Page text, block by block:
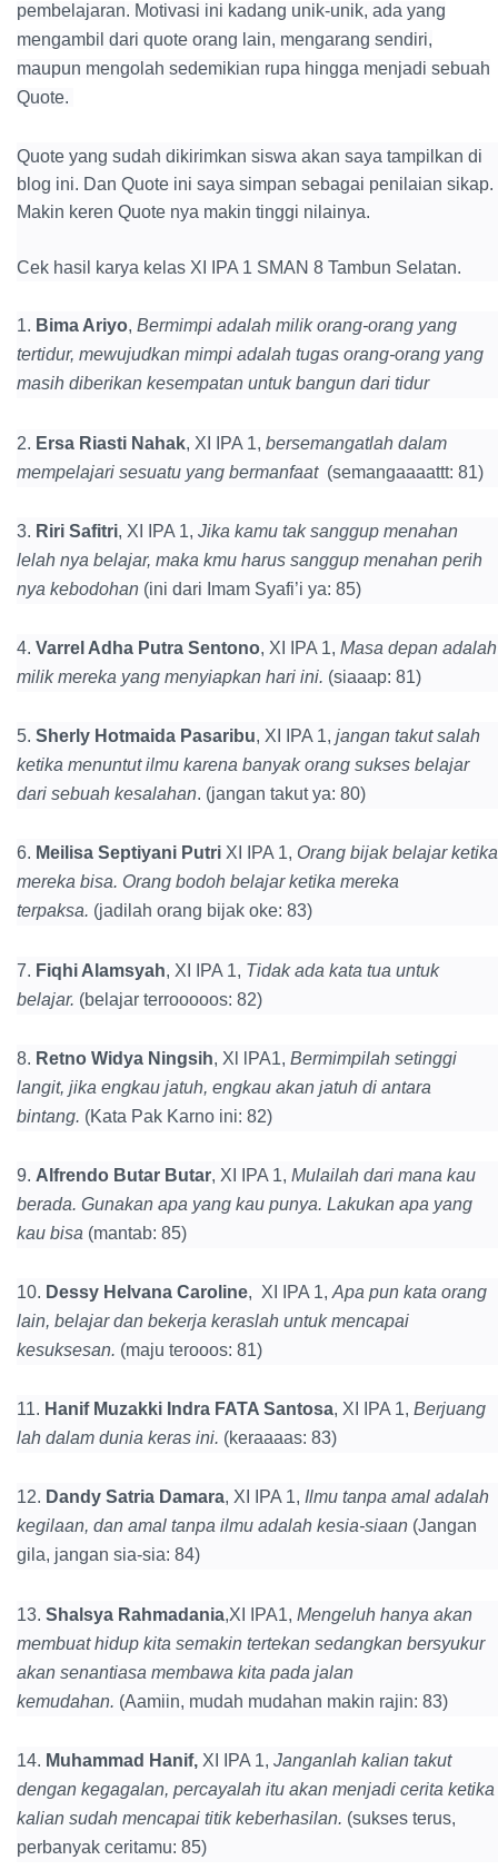
pembelajaran. Motivasi ini kadang unik-unik, ada yang
mengambil dari quote orang lain, mengarang sendiri,
maupun mengolah sedemikian rupa hingga menjadi sebuah
Quote.
Quote yang sudah dikirimkan siswa akan saya tampilkan di
blog ini. Dan Quote ini saya simpan sebagai penilaian sikap.
Makin keren Quote nya makin tinggi nilainya.
Cek hasil karya kelas XI IPA 1 SMAN 8 Tambun Selatan.
1. Bima Ariyo, Bermimpi adalah milik orang-orang yang
tertidur, mewujudkan mimpi adalah tugas orang-orang yang
masih diberikan kesempatan untuk bangun dari tidur
2. Ersa Riasti Nahak, XI IPA 1, bersemangatlah dalam
mempelajari sesuatu yang bermanfaat (semangaaaattt: 81)
3. Riri Safitri, XI IPA 1, Jika kamu tak sanggup menahan
lelah nya belajar, maka kmu harus sanggup menahan perih
nya kebodohan (ini dari Imam Syafi’i ya: 85)
4. Varrel Adha Putra Sentono, XI IPA 1, Masa depan adalah
milik mereka yang menyiapkan hari ini. (siaaap: 81)
5. Sherly Hotmaida Pasaribu, XI IPA 1, jangan takut salah
ketika menuntut ilmu karena banyak orang sukses belajar
dari sebuah kesalahan. (jangan takut ya: 80)
6. Meilisa Septiyani Putri XI IPA 1, Orang bijak belajar ketika
mereka bisa. Orang bodoh belajar ketika mereka
terpaksa. (jadilah orang bijak oke: 83)
7. Fiqhi Alamsyah, XI IPA 1, Tidak ada kata tua untuk
belajar. (belajar terrooooos: 82)
8. Retno Widya Ningsih, Xl lPA1, Bermimpilah setinggi
langit, jika engkau jatuh, engkau akan jatuh di antara
bintang. (Kata Pak Karno ini: 82)
9. Alfrendo Butar Butar, XI IPA 1, Mulailah dari mana kau
berada. Gunakan apa yang kau punya. Lakukan apa yang
kau bisa (mantab: 85)
10. Dessy Helvana Caroline, XI IPA 1, Apa pun kata orang
lain, belajar dan bekerja keraslah untuk mencapai
kesuksesan. (maju terooos: 81)
11. Hanif Muzakki Indra FATA Santosa, XI IPA 1, Berjuang
lah dalam dunia keras ini. (keraaaas: 83)
12. Dandy Satria Damara, XI IPA 1, Ilmu tanpa amal adalah
kegilaan, dan amal tanpa ilmu adalah kesia-siaan (Jangan
gila, jangan sia-sia: 84)
13. Shalsya Rahmadania,XI IPA1, Mengeluh hanya akan
membuat hidup kita semakin tertekan sedangkan bersyukur
akan senantiasa membawa kita pada jalan
kemudahan. (Aamiin, mudah mudahan makin rajin: 83)
14. Muhammad Hanif, XI IPA 1, Janganlah kalian takut
dengan kegagalan, percayalah itu akan menjadi cerita ketika
kalian sudah mencapai titik keberhasilan. (sukses terus,
perbanyak ceritamu: 85)